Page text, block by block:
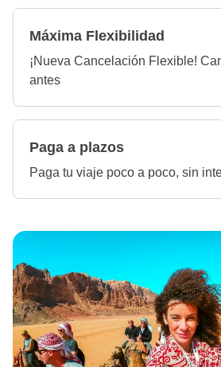
Máxima Flexibilidad
¡Nueva Cancelación Flexible!
antes
Paga a plazos
Paga tu viaje poco a poco, sin